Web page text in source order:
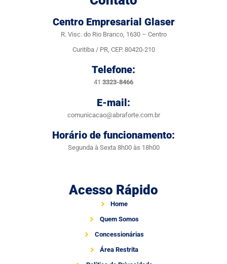
Centro Empresarial Glaser
R. Visc. do Rio Branco, 1630 – Centro
Curitiba / PR, CEP. 80420-210
Telefone:
41 3323-8466
E-mail:
comunicacao@abraforte.com.br
Horário de funcionamento:
Segunda à Sexta 8h00 às 18h00
Acesso Rápido
Home
Quem Somos
Concessionárias
Área Restrita